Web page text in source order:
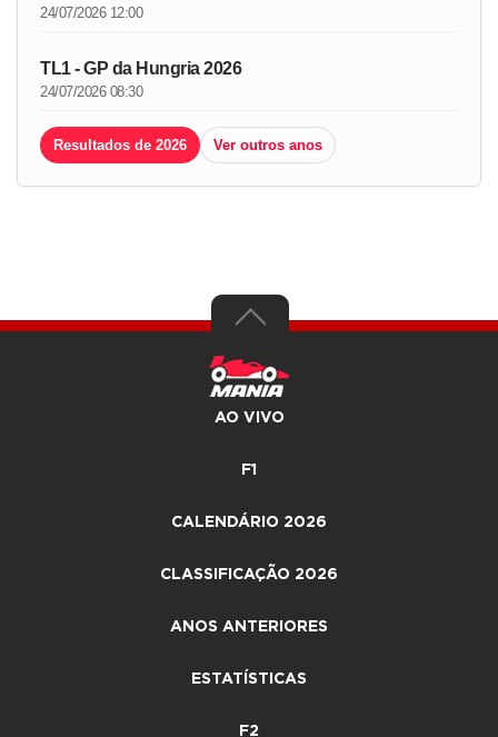
24/07/2026 12:00
TL1 - GP da Hungria 2026
24/07/2026 08:30
Resultados de 2026 Ver outros anos
AO VIVO
F1
CALENDÁRIO 2026
CLASSIFICAÇÃO 2026
ANOS ANTERIORES
ESTATÍSTICAS
F2